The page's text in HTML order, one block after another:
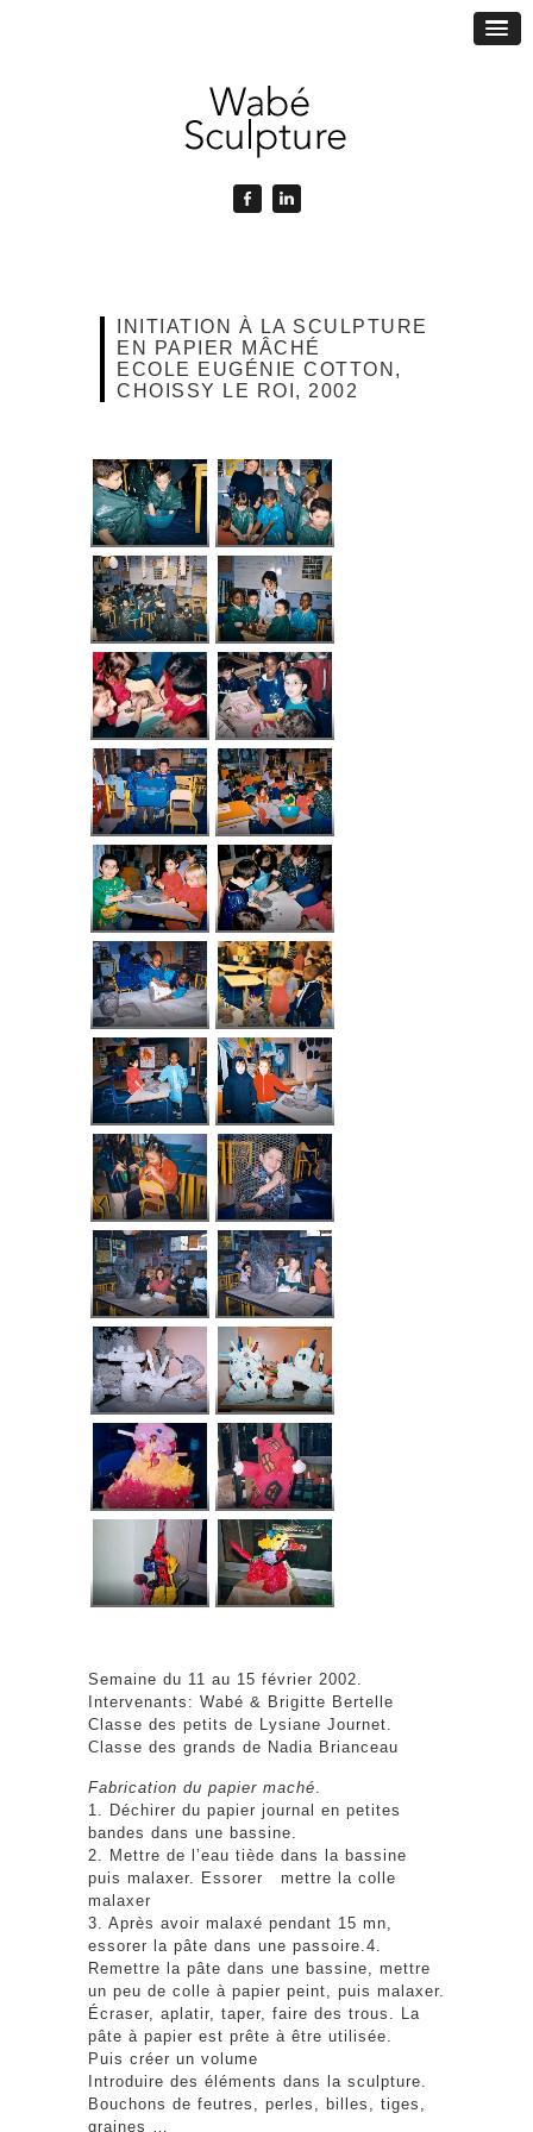
INITIATION À LA SCULPTURE
EN PAPIER MÂCHÉ
ECOLE EUGÉNIE COTTON,
CHOISSY LE ROI, 2002
Semaine du 11 au 15 février 2002.
Intervenants: Wabé & Brigitte Bertelle
Classe des petits de Lysiane Journet.
Classe des grands de Nadia Brianceau
Fabrication du papier maché
1. Déchirer du papier journal en petites
bandes dans une bassine.
2. Mettre de l’eau tiède dans la bassine
puis malaxer. Essorer mettre la colle
malaxer
3. Après avoir malaxé pendant 15 mn,
essorer la pâte dans une passoire.4.
Remettre la pâte dans une bassine, mettre
un peu de colle à papier peint, puis malaxer.
Écraser, aplatir, taper, faire des trous. La
pâte à papier est prête à être utilisée.
Puis créer un volume
Introduire des éléments dans la sculpture.
Bouchons de feutres, perles, billes, tiges,
graines …